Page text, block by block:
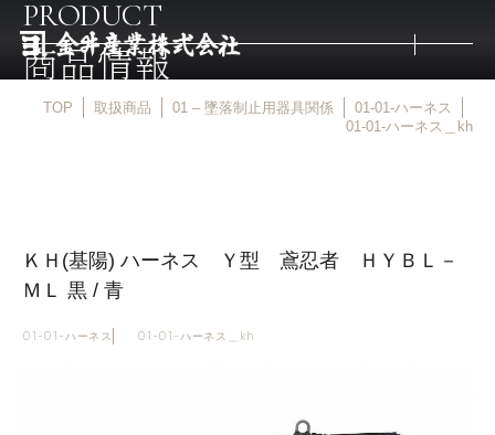
取扱メーカー
金井産業の強み
PRODUCT
商品情報
TOP 取扱商品 01 – 墜落制止用器具関係
01-01-ハーネス
01-01-ハーネス＿kh
ＫＨ(基陽) ハーネス Ｙ型 鳶忍者 ＨＹＢＬ－
ＭＬ 黒 / 青
01-01-ハーネス 01-01-ハーネス＿kh